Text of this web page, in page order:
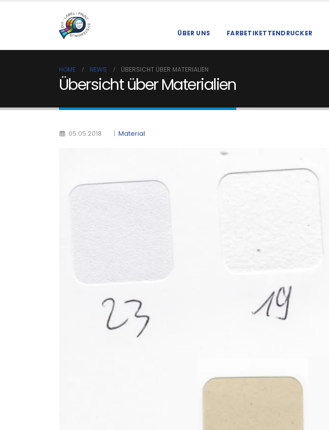
ÜBER UNS FARBETIKETTENDRUCKER
HOME NEWS ÜBERSICHT ÜBER MATERIALIEN
Übersicht über Materialien
05.05.2018 | Material